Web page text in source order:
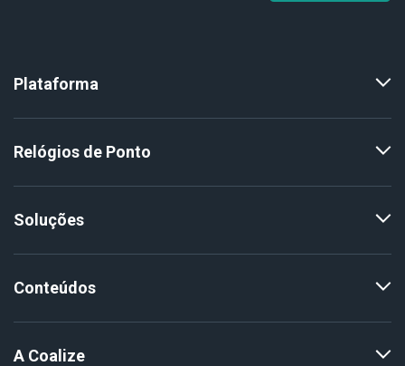
Plataforma
Relógios de Ponto
Soluções
Conteúdos
A Coalize